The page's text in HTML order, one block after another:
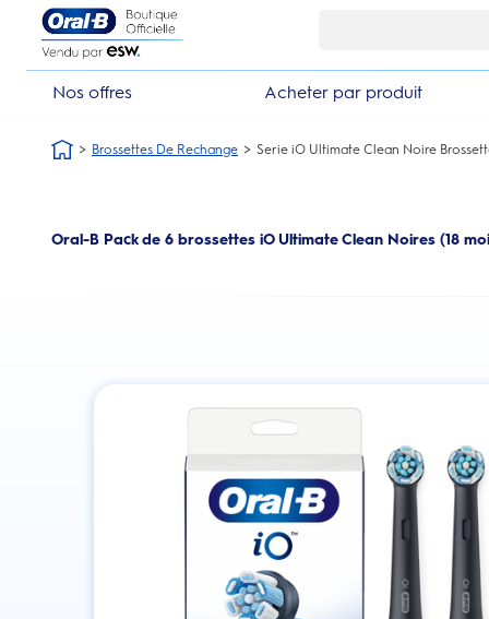
Skip Navigation1
Nos offres Acheter par produit
Brossettes De Rechange Serie iO Ultimate Clean Noire
Oral-B Pack de 6 brossettes iO Ultimate Clean Noires (18